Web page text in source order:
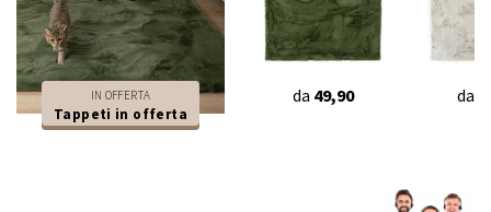
IN OFFERTA
Tappeti in offerta
da 49,90 da